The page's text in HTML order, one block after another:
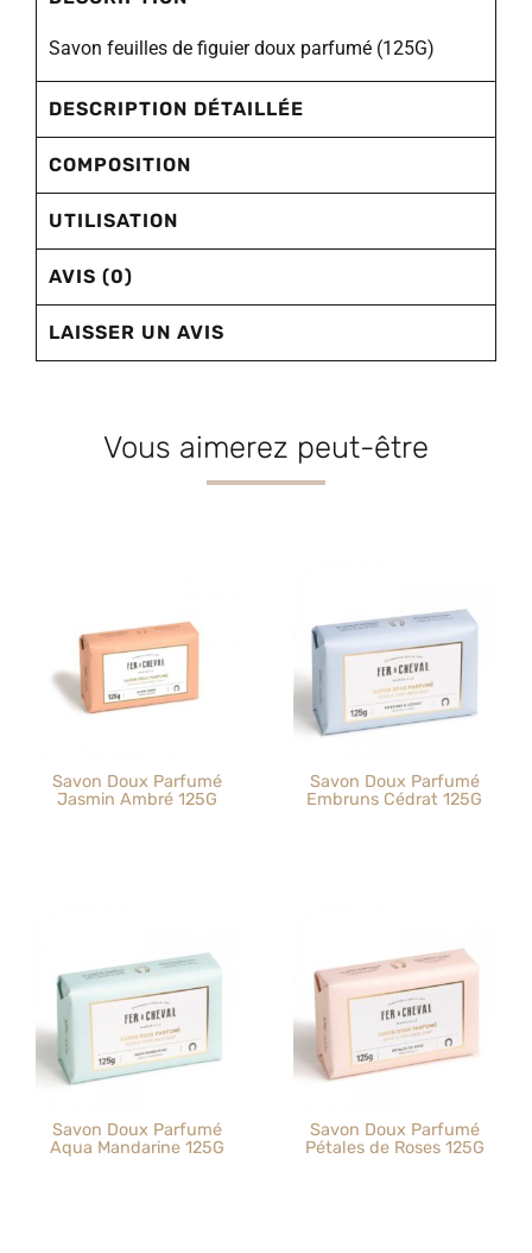
Savon feuilles de figuier doux parfumé (125G)
DESCRIPTION DÉTAILLÉE
COMPOSITION
UTILISATION
AVIS (0)
LAISSER UN AVIS
Vous aimerez peut-être
Savon Doux Parfumé
Jasmin Ambré 125G
Savon Doux Parfumé
Embruns Cédrat 125G
Savon Doux Parfumé
Aqua Mandarine 125G
Savon Doux Parfumé
Pétales de Roses 125G